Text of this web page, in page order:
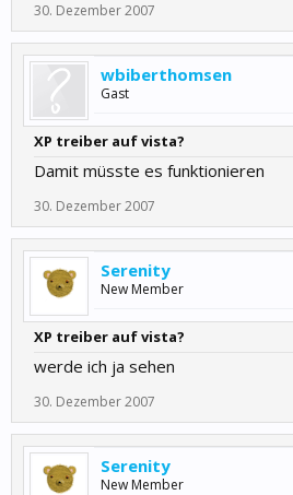
30. Dezember 2007
wbiberthomsen
Gast
XP treiber auf vista?
Damit müsste es funktionieren
30. Dezember 2007
Serenity
New Member
XP treiber auf vista?
werde ich ja sehen
30. Dezember 2007
Serenity
New Member